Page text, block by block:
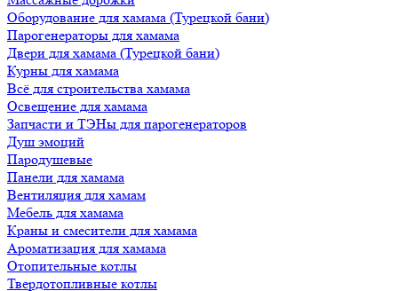
Оборудование для хамама (Турецкой бани)
Парогенераторы для хамама
Двери для хамама (Турецкой бани)
Курны для хамама
Всё для строительства хамама
Освещение для хамама
Запчасти и ТЭНы для парогенераторов
Душ эмоций
Пародушевые
Панели для хамама
Вентиляция для хамам
Мебель для хамама
Краны и смесители для хамама
Ароматизация для хамама
Отопительные котлы
Твердотопливные котлы